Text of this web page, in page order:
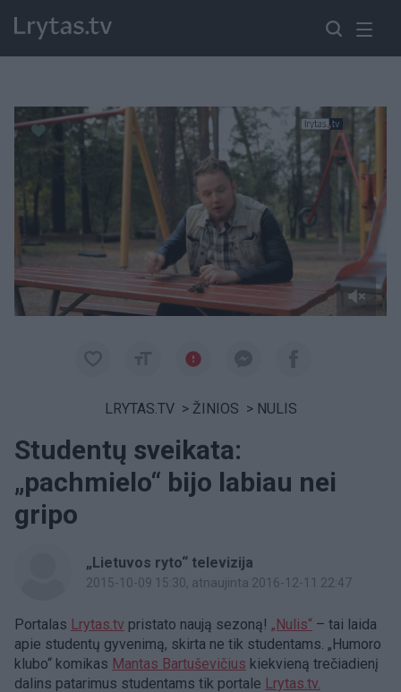
Paremkite Ukrainą
LRYTAS.TV > ŽINIOS > NULIS
Studentų sveikata:
„pachmielo“ bijo labiau nei
gripo
„Lietuvos ryto“ televizija
2015-10-09 15:30, atnaujinta 2016-12-11 22:47
Portalas Lrytas.tv pristato naują sezoną! „Nulis“ – tai laida
apie studentų gyvenimą, skirta ne tik studentams. „Humoro
klubo“ komikas Mantas Bartuševičius kiekvieną trečiadienį
dalins patarimus studentams tik portale Lrytas.tv.